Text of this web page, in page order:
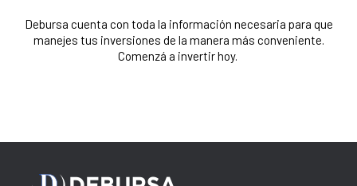
Debursa cuenta con toda la información necesaria para que
manejes tus inversiones de la manera más conveniente.
Comenzá a invertir hoy.